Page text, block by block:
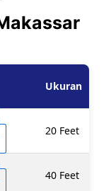
Ukuran
20 Feet
40 Feet